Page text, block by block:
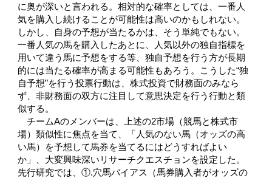
に奥が深いと言われる。相対的な確率としては、一番人
気を購入し続けることが可能性は高いのかもしれない。
しかし、自身の予想が当たるかは、そう単純でもない。
一番人気の馬を購入したあとに、人気以外の独自指標を
用いて違う馬に予想をする等、独自予想を行う方が長期
的には当たる確率が高まる可能性もあろう。こうした“独
自予想”を行う投票行動は、株式投資で財務面のみなら
ず、非財務面の双方に注目して意思決定を行う行動と類
似する。
チームAのメンバーは、上述の2市場（競馬と株式市
場）類似性に焦点を当て、「人気のない馬（オッズの高
い馬）を予想して馬券を当てるにはどうすればよい
か」、大変興味深いリサーチクエスチョンを設定した。
先行研究では、①.穴馬バイアス（馬券購入者がオッズの